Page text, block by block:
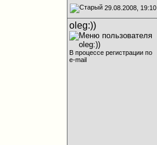
29.08.2008, 19:10
oleg:))
В процессе регистрации по
e-mail